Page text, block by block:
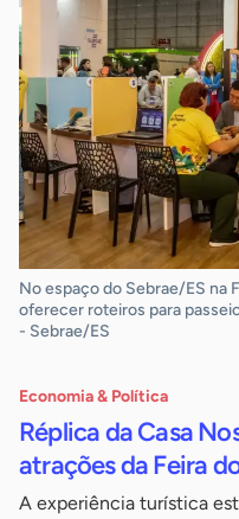
No espaço do Sebrae/ES na
oferecer roteiros para
- Sebrae/ES
Economia & Política
Réplica da Casa
atrações da Feira
A experiência turística